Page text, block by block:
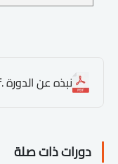
نبذه عن الدورة .pdf
دورات ذات صلة